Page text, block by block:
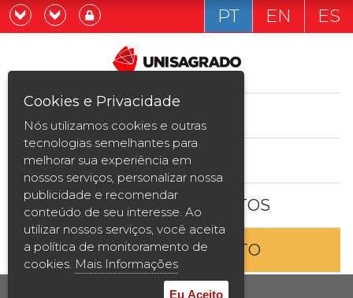
Graduação
Pós-graduação e MBA
Curta Duração
Vestibular
2ª Graduação
Transferência
Já sou estudande
Quero ser estudante
PT EN ES
ESTUDE AQUI
BOLSAS E DESCONTOS
ENTRE EM CONTATO
Cookies e Privacidade
Nós utilizamos cookies e outras
tecnologias semelhantes para
melhorar sua experiência em
nossos serviços, personalizar nossa
publicidade e recomendar
conteúdo de seu interesse. Ao
utilizar nossos serviços, você aceita
a política de monitoramento de
cookies. Mais Informações
Eu Aceito